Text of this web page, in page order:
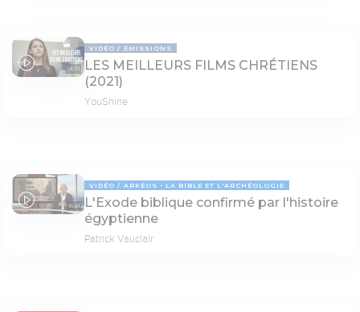
04:51
VIDÉO ÉMISSIONS
LES MEILLEURS FILMS CHRÉTIENS
(2021)
YouShine
16:21
VIDÉO ARKÉOS - LA BIBLE ET L'ARCHÉOLOGIE
L'Exode biblique confirmé par l'histoire
égyptienne
Patrick Vauclair